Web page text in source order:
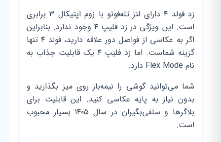
زد فولد ۴ دارای لنز تله‌فوتو با زوم اپتیکال ۳ برابری
است. این ویژگی در زد فلیپ ۴ وجود ندارد. بنابراین
اگر به عکاسی از فواصل دور علاقه دارید، فولد ۴ تنها
گزینه شماست. اما زد فلیپ ۴ یک قابلیت جذاب به
نام Flex Mode دارد.
شما می‌توانید گوشی را نیمه‌باز روی میز بگذارید و
بدون نیاز به پایه عکاسی کنید. این قابلیت برای
بلاگرها و سلفی‌بگیران در سال ۱۴۰۵ بسیار محبوب
است.